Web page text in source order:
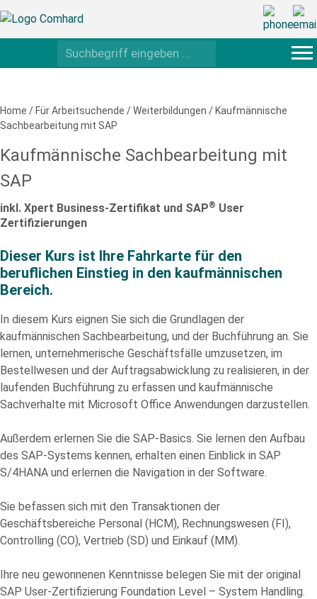
Home / Für Arbeitsuchende /Weiterbildungen / Kaufmännische
Sachbearbeitung mit SAP
Kaufmännische Sachbearbeitung mit
SAP
inkl. Xpert Business-Zertifikat und SAP® User
Zertifizierungen
Dieser Kurs ist Ihre Fahrkarte für den
beruflichen Einstieg in den kaufmännischen
Bereich.
In diesem Kurs eignen Sie sich die Grundlagen der
kaufmännischen Sachbearbeitung, und der Buchführung an. Sie
lernen, unternehmerische Geschäftsfälle umzusetzen, im
Bestellwesen und der Auftragsabwicklung zu realisieren, in der
laufenden Buchführung zu erfassen und kaufmännische
Sachverhalte mit Microsoft Office Anwendungen darzustellen.
Außerdem erlernen Sie die SAP-Basics. Sie lernen den Aufbau
des SAP-Systems kennen, erhalten einen Einblick in SAP
S/4HANA und erlernen die Navigation in der Software.
Sie befassen sich mit den Transaktionen der
Geschäftsbereiche Personal (HCM), Rechnungswesen (FI),
Controlling (CO), Vertrieb (SD) und Einkauf (MM).
Ihre neu gewonnenen Kenntnisse belegen Sie mit der original
SAP User-Zertifizierung Foundation Level – System Handling.
Bitte
Sie
alle